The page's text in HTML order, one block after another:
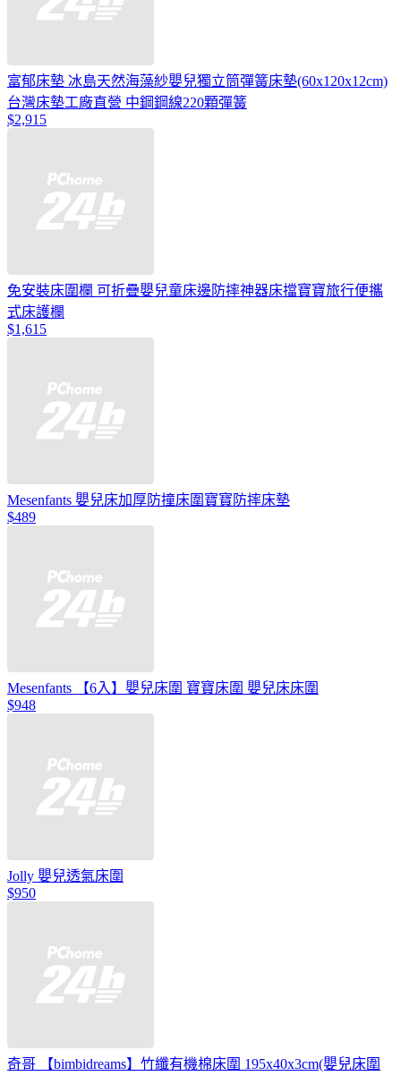
富郁床墊 冰島天然海藻紗嬰兒獨立筒彈簧床墊(60x120x12cm)
台灣床墊工廠直營 中鋼鋼線220顆彈簧
$2,915
免安裝床圍欄 可折疊嬰兒童床邊防摔神器床擋寶寶旅行便攜
式床護欄
$1,615
Mesenfants 嬰兒床加厚防撞床圍寶寶防摔床墊
$489
Mesenfants 【6入】嬰兒床圍 寶寶床圍 嬰兒床床圍
$948
Jolly 嬰兒透氣床圍
$950
奇哥 【bimbidreams】竹纖有機棉床圍 195x40x3cm(嬰兒床圍